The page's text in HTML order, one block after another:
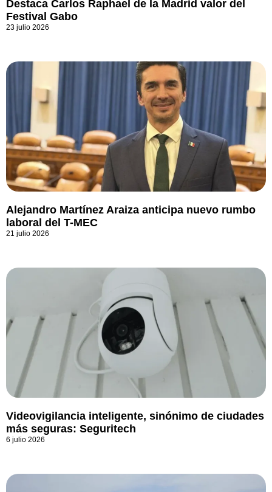
Destaca Carlos Raphael de la Madrid valor del
Festival Gabo
23 julio 2026
Alejandro Martínez Araiza anticipa nuevo rumbo
laboral del T-MEC
21 julio 2026
Videovigilancia inteligente, sinónimo de ciudades
más seguras: Seguritech
6 julio 2026